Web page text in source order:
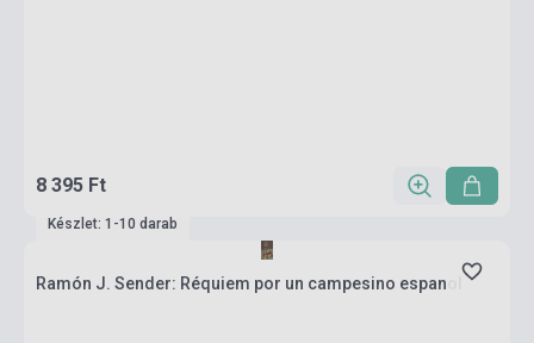
8 395 Ft
Készlet: 1-10 darab
Ramón J. Sender: Réquiem por un campesino espanol